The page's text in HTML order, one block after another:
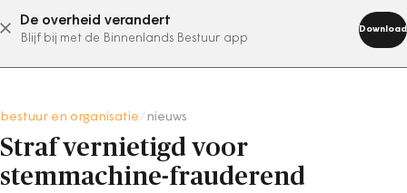
De overheid verandert
Blijf bij met de Binnenlands Bestuur app
Download
abonneer nu
bestuur en organisatie nieuws
Straf vernietigd voor
stemmachine-frauderend